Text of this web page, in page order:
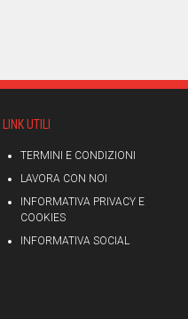
LINK UTILI
TERMINI E CONDIZIONI
LAVORA CON NOI
INFORMATIVA PRIVACY E
COOKIES
INFORMATIVA SOCIAL